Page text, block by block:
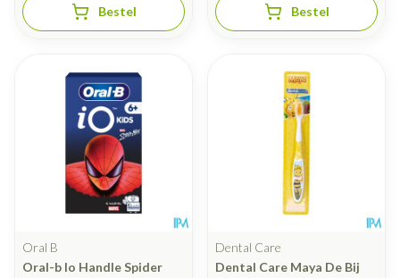
Bestel Bestel
Oral B
Oral-b Io Handle Spider
Dental Care
Dental Care Maya De Bij